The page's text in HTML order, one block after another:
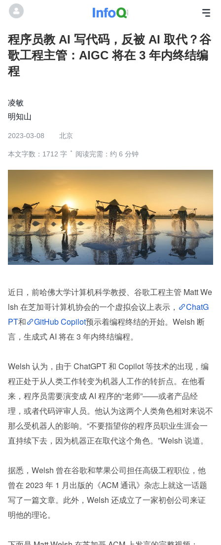
程序员教 AI 写代码，反被 AI 取代？谷
歌工程主管：AIGC 将在 3 年内终结编
程
凌敏
明知山
2023-03-08 北京
本文字数：1712 字 阅读完需：约 6 分钟
近日，前哈佛大学计算机科学教授、谷歌工程主管 Matt We
lsh 在芝加哥计算机协会的一个虚拟会议上表示，
ChatG
PT和 GitHub Copilot预示着编程终结的开始。Welsh 断
言，生成式 AI 将在 3 年内终结编程。
Welsh 认为，由于 ChatGPT 和 Copilot 等技术的出现，编
程正处于从人类工作转变为机器人工作的转折点。在他看
来，程序员需要演变成 AI 程序的“老师”——或者产品经
理，或者代码评审人员。他认为这两个人类角色相对来说不
那么受机器人的影响。“不要指望你的程序员职业生涯会一
直持续下去，因为机器正在取代这个角色。”Welsh 说道。
据悉，Welsh 曾在谷歌和苹果公司担任高级工程职位，他
曾在 2023 年 1 月出版的《ACM 通讯》杂志上就这一话题
写了一篇文章。此外，Welsh 还成立了一家初创公司来证
明他的理论。